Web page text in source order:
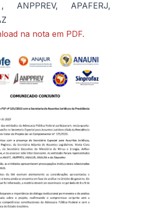
ANPPREV, APAFERJ,
na nota em PDF.